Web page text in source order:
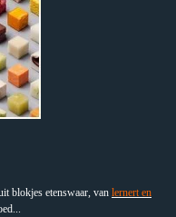
blokjes etenswaar, van lernert en